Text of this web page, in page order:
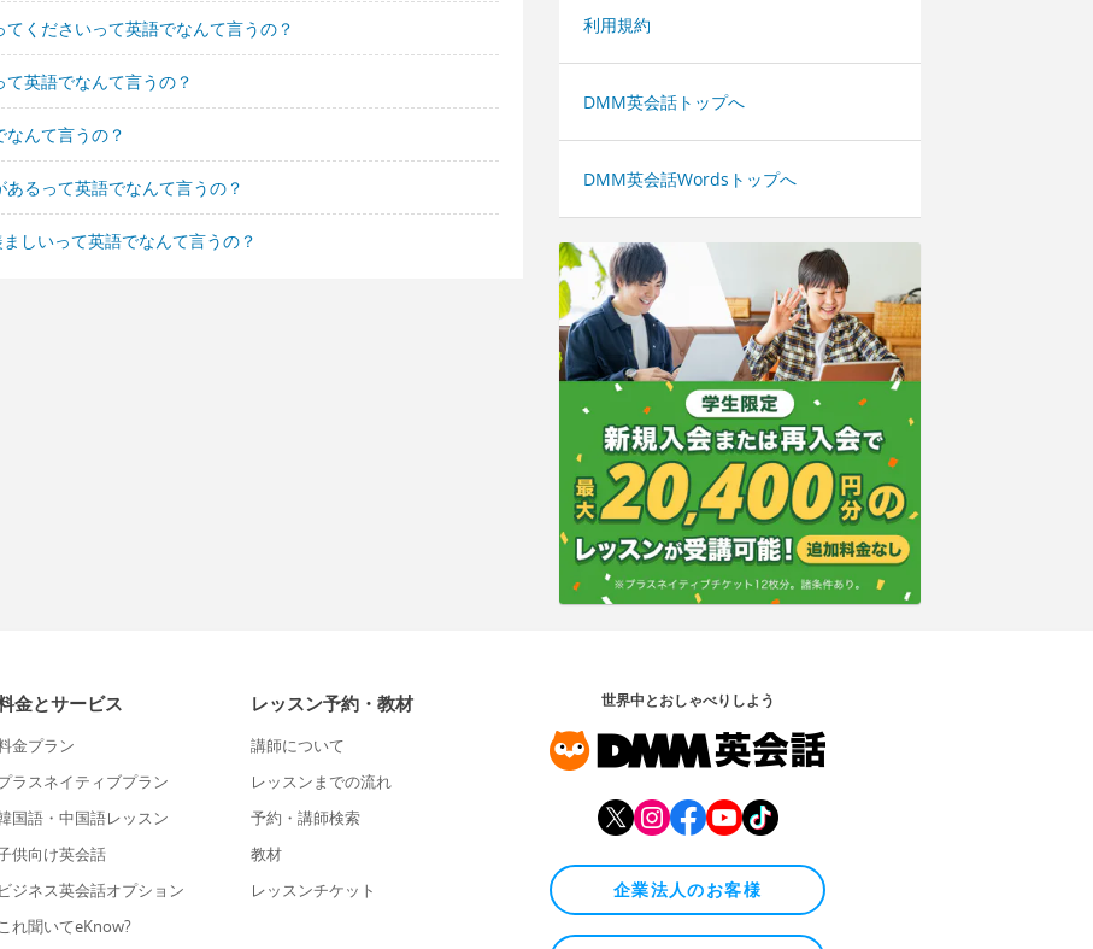
くださいって英語でなんて言うの？
英語でなんて言うの？
なんて言うの？
るって英語でなんて言うの？
しいって英語でなんて言うの？
利用規約
DMM英会話トップへ
DMM英会話Wordsトップへ
金とサービス
金プラン
ラスネイティブプラン
国語・中国語レッスン
供向け英会話
ビジネス英会話オプション
これ聞いてeKnow?
レッスン予約・教材
講師について
レッスンまでの流れ
予約・講師検索
教材
レッスンチケット
世界中とおしゃべりしよう
企業法人のお客様